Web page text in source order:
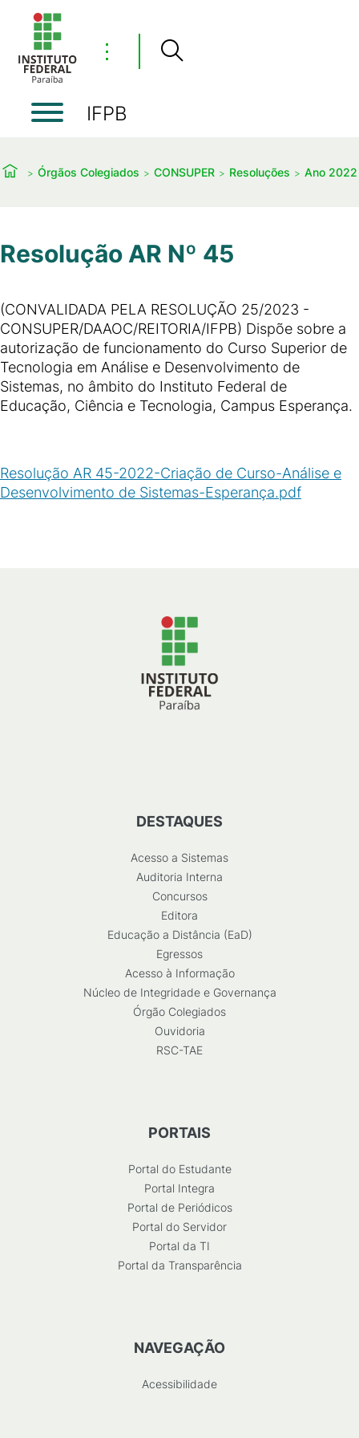
⋮
IFPB
Órgãos Colegiados CONSUPER Resoluções Ano 2022
Resolução AR Nº 45
(CONVALIDADA PELA RESOLUÇÃO 25/2023 -
CONSUPER/DAAOC/REITORIA/IFPB) Dispõe sobre a
autorização de funcionamento do Curso Superior de
Tecnologia em Análise e Desenvolvimento de
Sistemas, no âmbito do Instituto Federal de
Educação, Ciência e Tecnologia, Campus Esperança.
Resolução AR 45-2022-Criação de Curso-Análise e
Desenvolvimento de Sistemas-Esperança.pdf
DESTAQUES
Acesso a Sistemas
Auditoria Interna
Concursos
Editora
Educação a Distância (EaD)
Egressos
Acesso à Informação
Núcleo de Integridade e Governança
Órgão Colegiados
Ouvidoria
RSC-TAE
PORTAIS
Portal do Estudante
Portal Integra
Portal de Periódicos
Portal do Servidor
Portal da TI
Portal da Transparência
NAVEGAÇÃO
Acessibilidade